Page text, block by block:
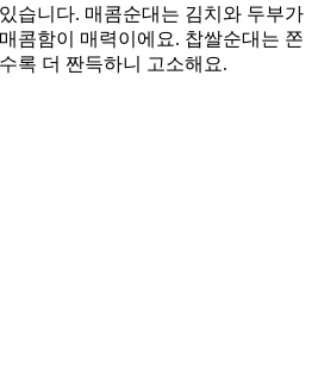
습니다. 매콤순대는 김치와 두부가
콤함이 매력이에요. 찹쌀순대는 쫀
록 더 짠득하니 고소해요.